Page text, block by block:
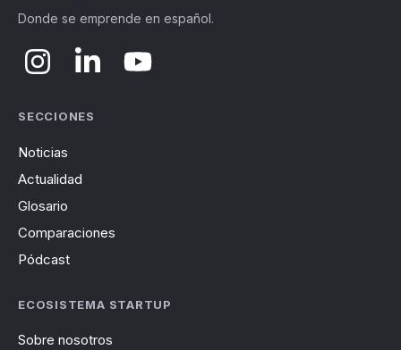
Donde se emprende en español.
SECCIONES
Noticias
Actualidad
Glosario
Comparaciones
Pódcast
ECOSISTEMA STARTUP
Sobre nosotros